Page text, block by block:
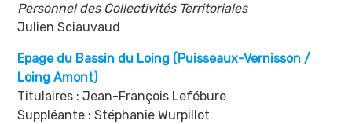
Personnel des Collectivités Territoriales
Julien Sciauvaud
Epage du Bassin du Loing (Puisseaux-Vernisson /
Loing Amont)
Titulaires : Jean-François Lefébure
Suppléante : Stéphanie Wurpillot